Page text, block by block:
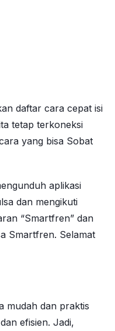
daftar cara cepat isi
tetap terkoneksi
yang bisa Sobat
aplikasi
dan mengikuti
“Smartfren” dan
Smartfren. Selamat
mudah dan praktis
efisien. Jadi,